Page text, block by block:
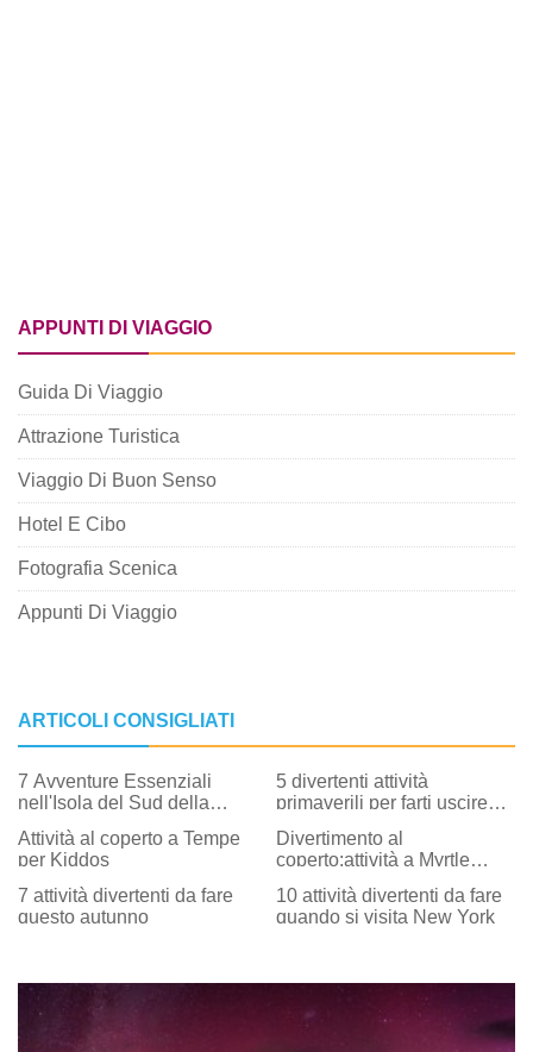
APPUNTI DI VIAGGIO
Guida Di Viaggio
Attrazione Turistica
Viaggio Di Buon Senso
Hotel E Cibo
Fotografia Scenica
Appunti Di Viaggio
ARTICOLI CONSIGLIATI
7 Avventure Essenziali
nell'Isola del Sud della
5 divertenti attività
primaverili per farti uscire
Attività al coperto a Tempe
per Kiddos
Divertimento al
coperto:attività a Myrtle
7 attività divertenti da fare
questo autunno
10 attività divertenti da fare
quando si visita New York